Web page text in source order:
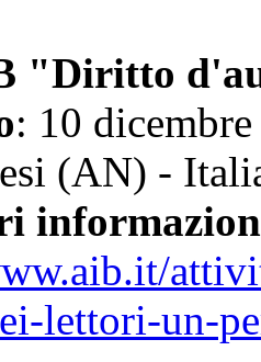
"Diritto
: 10
(AN) -
lettori-un-